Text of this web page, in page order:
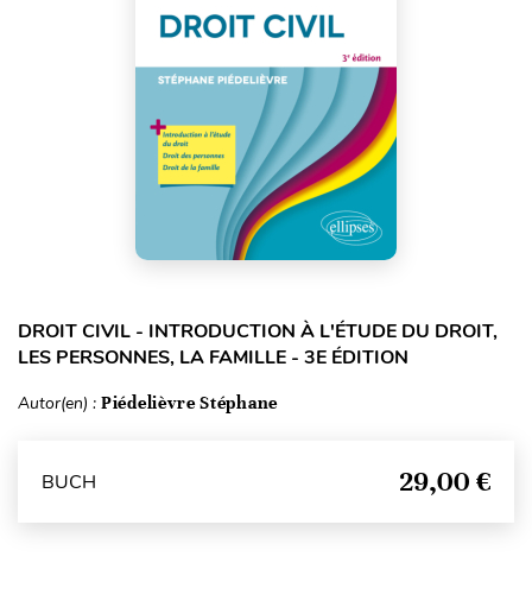
DROIT CIVIL - INTRODUCTION À L'ÉTUDE DU DROIT,
LES PERSONNES, LA FAMILLE - 3E ÉDITION
Autor(en) : Piédelièvre Stéphane
BUCH 29,00 €